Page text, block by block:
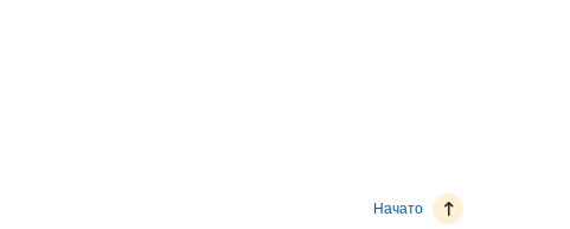
Начато